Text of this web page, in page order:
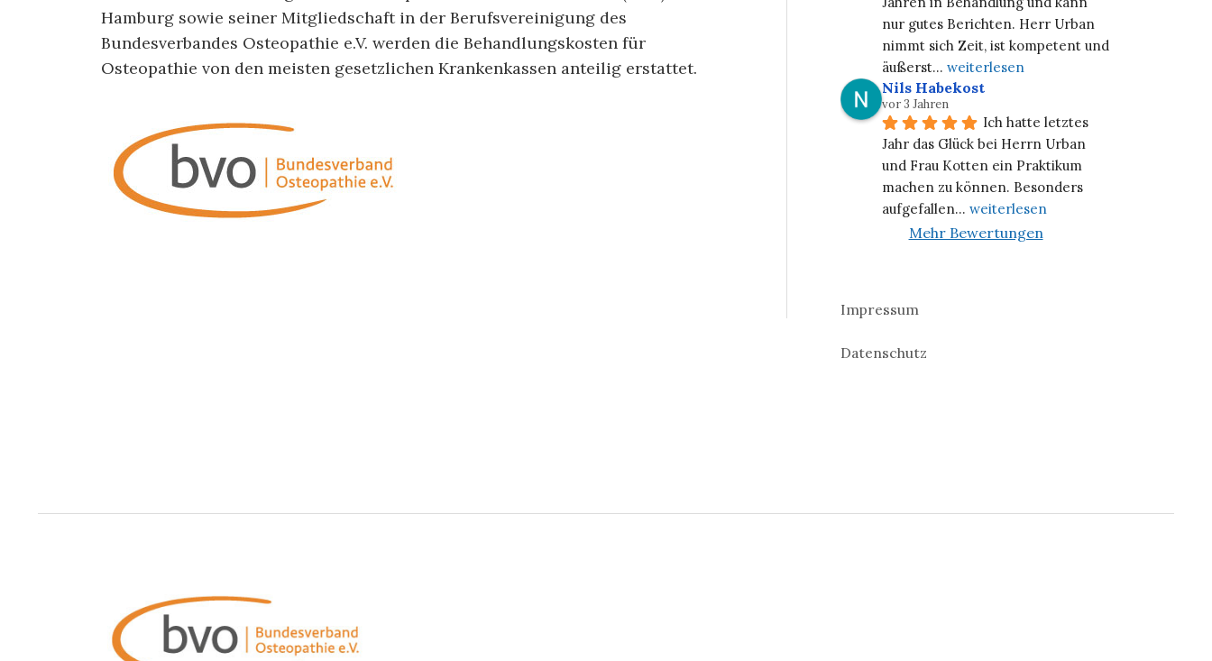
Hamburg sowie seiner Mitgliedschaft in der Berufsvereinigung des
Bundesverbandes Osteopathie e.V. werden die Behandlungskosten für
Osteopathie von den meisten gesetzlichen Krankenkassen anteilig erstattet.
nur gutes Berichten. Herr Urban
nimmt sich Zeit, ist kompetent und
äußerst... weiterlesen
Nils Habekost
vor 3 Jahren
Ich hatte letztes
Jahr das Glück bei Herrn Urban
und Frau Kotten ein Praktikum
machen zu können. Besonders
aufgefallen... weiterlesen
Mehr Bewertungen
Impressum
Datenschutz